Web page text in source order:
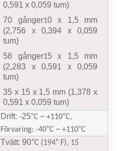
0,591 x 0,059 tum)
70 gånger10 x 1,5 mm
(2,756 x 0,394 x 0,059
tum)
58 gånger15 x 1,5 mm
(2,283 x 0,591 x 0,059
tum)
35 x 15 x 1,5 mm (1,378 x
0,591 x 0,059 tum)
Drift: -25°C ~ +110°C,
Förvaring: -40°C ~ +110°C
Tvätt: 90°C (194° F), 15